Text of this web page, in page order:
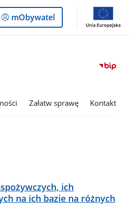
Logowanie
do
mObywatel
Załatw sprawę Kontakt
ich
na ich bazie na różnych